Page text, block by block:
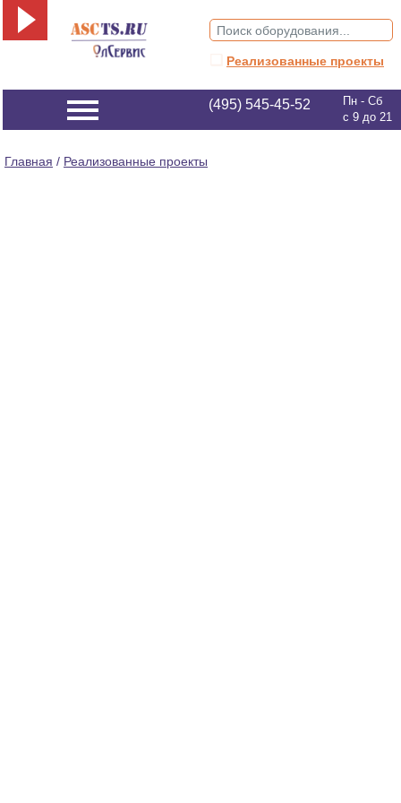
Реализованные проекты
(495) 545-45-52
Пн - Сб
с 9 до 21
Главная / Реализованные проекты